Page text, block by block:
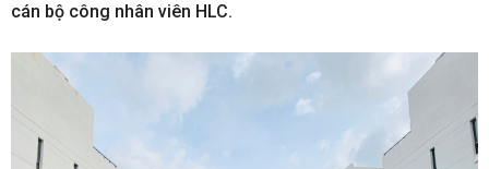
cán bộ công nhân viên HLC.